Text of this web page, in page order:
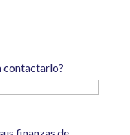
contactarlo?